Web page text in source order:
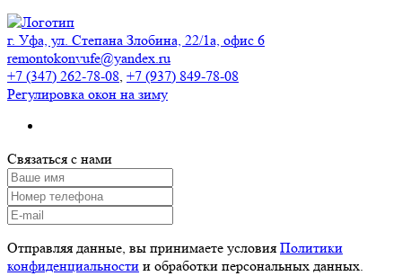
г. Уфа, ул. Степана Злобина, 22/1а, офис 6
remontokonvufe@yandex.ru
+7 (347) 262-78-08, +7 (937) 849-78-08
Регулировка окон на зиму
Связаться с нами
Отправляя данные, вы принимаете условия Политики
конфиденциальности и обработки персональных данных.